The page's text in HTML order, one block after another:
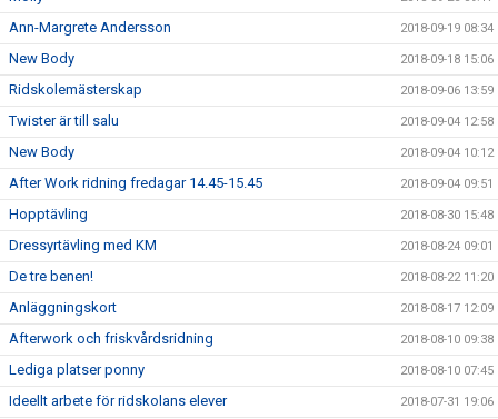
Ann-Margrete Andersson 2018-09-19 08:34
New Body 2018-09-18 15:06
Ridskolemästerskap 2018-09-06 13:59
Twister är till salu 2018-09-04 12:58
New Body 2018-09-04 10:12
After Work ridning fredagar 14.45-15.45 2018-09-04 09:51
Hopptävling 2018-08-30 15:48
Dressyrtävling med KM 2018-08-24 09:01
De tre benen! 2018-08-22 11:20
Anläggningskort 2018-08-17 12:09
Afterwork och friskvårdsridning 2018-08-10 09:38
Lediga platser ponny 2018-08-10 07:45
Ideellt arbete för ridskolans elever 2018-07-31 19:06